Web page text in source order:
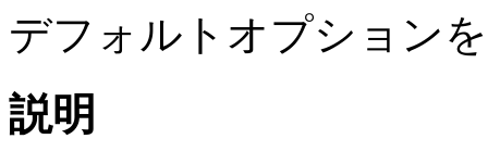
デフォルトオプション
説明